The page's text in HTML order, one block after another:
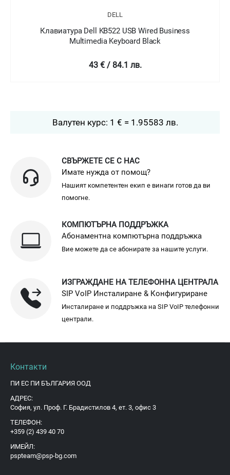
DELL
Клавиатура Dell KB522 USB Wired Business
Multimedia Keyboard Black
43 € / 84.1 лв.
Валутен курс: 1 € = 1.95583 лв.
СВЪРЖЕТЕ СЕ С НАС
Имате нужда от помощ?
Нашият компетентен екип е винаги готов да ви
помогне.
КОМПЮТЪРНА ПОДДРЪЖКА
Абонаментна компютърна поддръжка
Вие можете да се абонирате за нашите услуги.
ИЗГРАЖДАНЕ НА ТЕЛЕФОННА ЦЕНТРАЛА
SIP VoIP Инсталиране & Конфигуриране
Инсталиране и поддръжка на SIP VoIP телефонни
централи.
Контакти
ПИ ЕС ПИ БЪЛГАРИЯ ООД
АДРЕС:
София, ул. Проф. Г. Брадистилов 4, ет. 3, офис 3
ТЕЛЕФОН:
+359 (2) 439 40 70
ИМЕЙЛ:
pspteam@psp-bg.com